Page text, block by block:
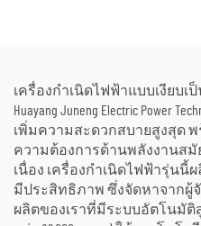
เครื่องกำเนิดไฟฟ้าแบบเงียบเป็
Huayang Juneng Electric Power
เพิ่มความสะดวกสบายสูงสุด
ความต้องการด้านพลังงานส
เนื่อง เครื่องกำเนิดไฟฟ้ารุ่น
มีประสิทธิภาพ ซึ่งจัดหาจากผู้
ผลิตของเราที่มีระบบอัตโนมั